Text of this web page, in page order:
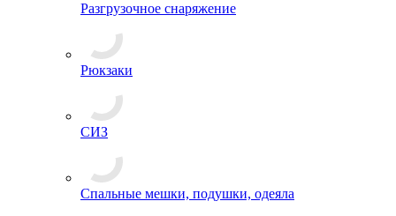
Разгрузочное снаряжение
Рюкзаки
СИЗ
Спальные мешки, подушки, одеяла